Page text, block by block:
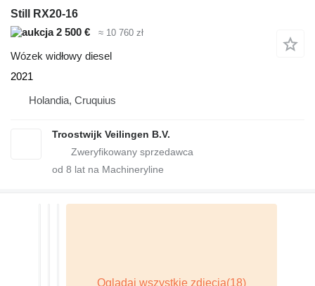
Still RX20-16
2 500 €
≈ 10 760 zł
Wózek widłowy diesel
2021
Holandia, Cruquius
Troostwijk Veilingen B.V.
od 8 lat na Machineryline